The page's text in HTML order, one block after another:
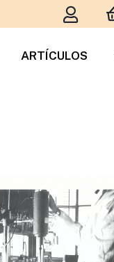
ARTÍCULOS